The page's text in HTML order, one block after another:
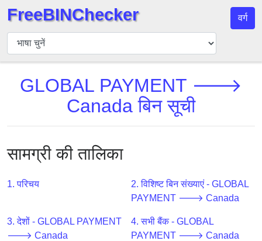
बिन
चेकर
खोजें
एपीआई
Generator
Checker
v2
FreeBINChecker वर्ग
GLOBAL PAYMENT 🡒
Canada बिन सूची
सामग्री की तालिका
1. परिचय
2. विशिष्ट बिन संख्याएं - GLOBAL
PAYMENT 🡒 Canada
3. देशों - GLOBAL PAYMENT
🡒 Canada
4. सभी बैंक - GLOBAL
PAYMENT 🡒 Canada